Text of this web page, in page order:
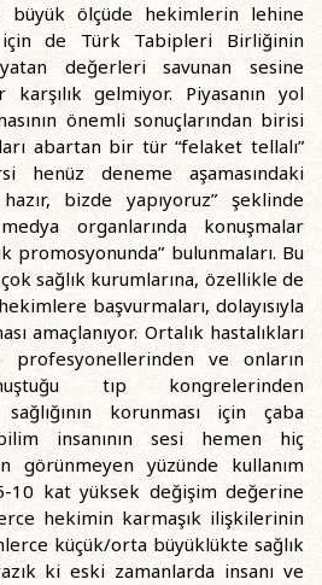
büyük ölçüde hekimlerin lehine
de Türk Tabipleri Birliğinin
değerleri savunan sesine
gelmiyor. Piyasanın yol
önemli sonuçlarından birisi
abartan bir tür “felaket tellalı”
henüz deneme aşamasındaki
bizde yapıyoruz” şeklinde
organlarında konuşmalar
promosyonunda” bulunmaları. Bu
sağlık kurumlarına, özellikle de
başvurmaları, dolayısıyla
amaçlanıyor. Ortalık hastalıkları
profesyonellerinden ve onların
tıp kongrelerinden
korunması için çaba
insanının sesi hemen hiç
görünmeyen yüzünde kullanım
10 kat yüksek değişim değerine
hekimin karmaşık ilişkilerinin
küçük/orta büyüklükte sağlık
ki eski zamanlarda insanı ve